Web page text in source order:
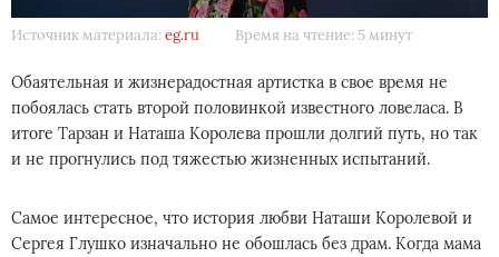
Источник материала: eg.ru Время на чтение: 5 минут
Обаятельная и жизнерадостная артистка в свое время не
побоялась стать второй половинкой известного ловеласа. В
итоге Тарзан и Наташа Королева прошли долгий путь, но так
и не прогнулись под тяжестью жизненных испытаний.
Самое интересное, что история любви Наташи Королевой и
Сергея Глушко изначально не обошлась без драм. Когда мама